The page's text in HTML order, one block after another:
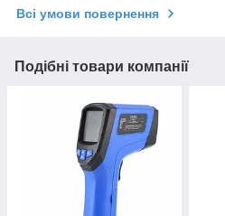
Всі умови повернення
Подібні товари компанії